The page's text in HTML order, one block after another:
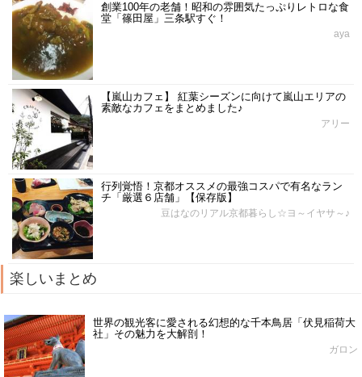
創業100年の老舗！昭和の雰囲気たっぷりレトロな食
堂「篠田屋」三条駅すぐ！
aya
【嵐山カフェ】 紅葉シーズンに向けて嵐山エリアの
素敵なカフェをまとめました♪
アリー
行列覚悟！京都オススメの最強コスパで有名なラン
チ「厳選６店舗」【保存版】
豆はなのリアル京都暮らし☆ヨ～イヤサ～♪
楽しいまとめ
世界の観光客に愛される幻想的な千本鳥居「伏見稲荷大
社」その魅力を大解剖！
ガロン